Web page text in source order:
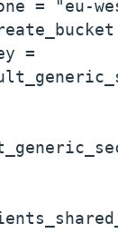
= "eu-
=